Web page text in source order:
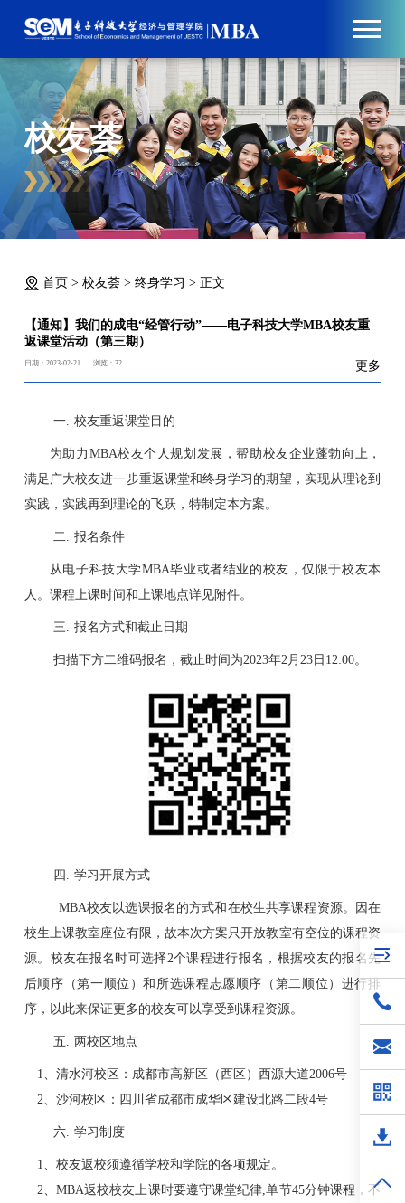
校友荟
首页 > 校友荟 > 终身学习 >正文
【通知】我们的成电“经管行动”——电子科技大学MBA校友重
返课堂活动（第三期）
日期：2023-02-21 浏览： 32 更多
一. 校友重返课堂目的
为助力 MBA校友个人规划发展，帮助校友企业蓬勃向上，
满足广大校友进一步重返课堂和终身学习的期望，实现从理论到
实践，实践再到理论的飞跃，特制定本方案。
二. 报名条件
从电子科技大学MBA毕业或者结业的校友，仅限于校友本
人。课程上课时间和上课地点详见附件。
三. 报名方式和截止日期
扫描下方二维码报名，截止时间为2023年2月 23日 12:00。
四. 学习开展方式
MBA校友以选课报名的方式和在校生共享课程资源。因在
校生上课教室座位有限，故本次方案只开放教室有空位的课程资
源。校友在报名时可选择2个课程进行报名，根据校友的报名先
后顺序（第一顺位）和所选课程志愿顺序（第二顺位）进行排
序，以此来保证更多的校友可以享受到课程资源。
五. 两校区地点
1、清水河校区：成都市高新区（西区）西源大道2006号
2、沙河校区：四川省成都市成华区建设北路二段4号
六. 学习制度
1、校友返校须遵循学校和学院的各项规定。
2、MBA返校校友上课时要遵守课堂纪律,单节45分钟课程，不